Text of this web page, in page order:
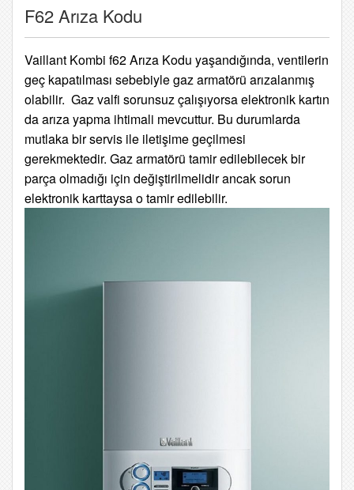
F62 Arıza Kodu
Vaillant Kombi f62 Arıza Kodu yaşandığında, ventilerin
geç kapatılması sebebiyle gaz armatörü arızalanmış
olabilir. Gaz valfi sorunsuz çalışıyorsa elektronik kartın
da arıza yapma ihtimali mevcuttur. Bu durumlarda
mutlaka bir servis ile iletişime geçilmesi
gerekmektedir. Gaz armatörü tamir edilebilecek bir
parça olmadığı için değiştirilmelidir ancak sorun
elektronik karttaysa o tamir edilebilir.